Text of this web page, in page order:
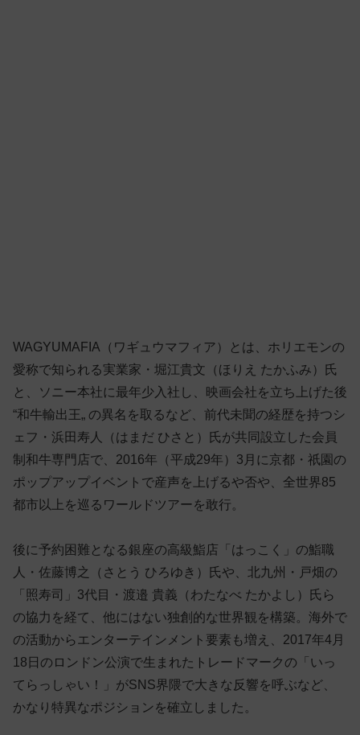
WAGYUMAFIA（ワギュウマフィア）とは、ホリエモンの
愛称で知られる実業家・堀江貴文（ほりえ たかふみ）氏
と、ソニー本社に最年少入社し、映画会社を立ち上げた後
“和牛輸出王„ の異名を取るなど、前代未聞の経歴を持つシ
ェフ・浜田寿人（はまだ ひさと）氏が共同設立した会員
制和牛専門店で、2016年（平成29年）3月に京都・祇園の
ポップアップイベントで産声を上げるや否や、全世界85
都市以上を巡るワールドツアーを敢行。
後に予約困難となる銀座の高級鮨店「はっこく」の鮨職
人・佐藤博之（さとう ひろゆき）氏や、北九州・戸畑の
「照寿司」3代目・渡邉 貴義（わたなべ たかよし）氏ら
の協力を経て、他にはない独創的な世界観を構築。海外で
の活動からエンターテインメント要素も増え、2017年4月
18日のロンドン公演で生まれたトレードマークの「いっ
てらっしゃい！」がSNS界隈で大きな反響を呼ぶなど、
かなり特異なポジションを確立しました。